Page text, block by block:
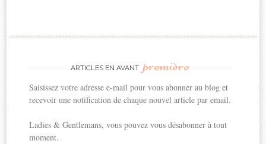
ARTICLES EN AVANT première
Saisissez votre adresse e-mail pour vous abonner au blog et
recevoir une notification de chaque nouvel article par email.
Ladies & Gentlemans, vous pouvez vous désabonner à tout
moment.